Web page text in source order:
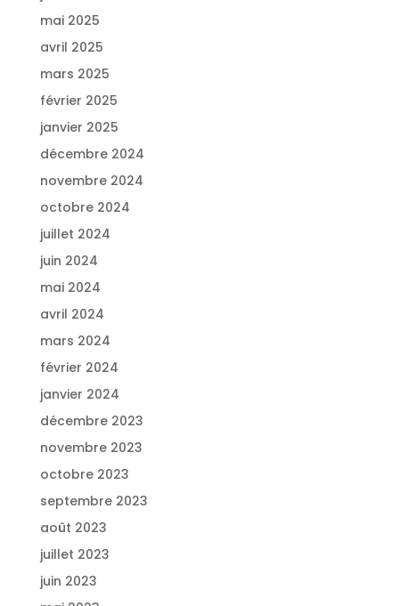
mai 2025
avril 2025
mars 2025
février 2025
janvier 2025
décembre 2024
novembre 2024
octobre 2024
juillet 2024
juin 2024
mai 2024
avril 2024
mars 2024
février 2024
janvier 2024
décembre 2023
novembre 2023
octobre 2023
septembre 2023
août 2023
juillet 2023
juin 2023